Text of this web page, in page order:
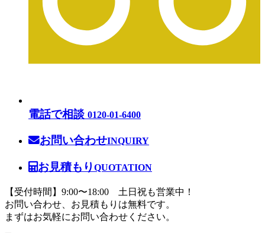
電話で相談 0120-01-6400
お問い合わせINQUIRY
お見積もり QUOTATION
【受付時間】9:00〜18:00 土日祝も営業中！
お問い合わせ、お見積もりは無料です。
まずはお気軽にお問い合わせください。